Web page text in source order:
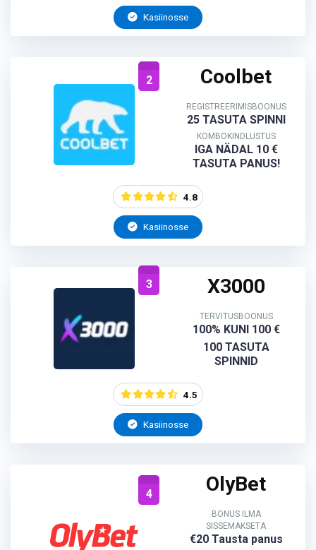
Kasiinosse
2 Coolbet
REGISTREERIMISBOONUS
25 TASUTA SPINNI
KOMBOKINDLUSTUS
IGA NÄDAL 10 €
TASUTA PANUS!
4.8
Kasiinosse
3 X3000
TERVITUSBOONUS
100% KUNI 100 €
100 TASUTA
SPINNID
4.5
Kasiinosse
4 OlyBet
BONUS ILMA
SISSEMAKSETA
€20 Tausta panus